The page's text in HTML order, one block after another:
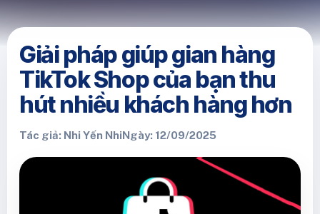
Giải pháp giúp gian hàng
TikTok Shop của bạn thu
hút nhiều khách hàng hơn
Tác giả: Nhi Yến NhiNgày: 12/09/2025